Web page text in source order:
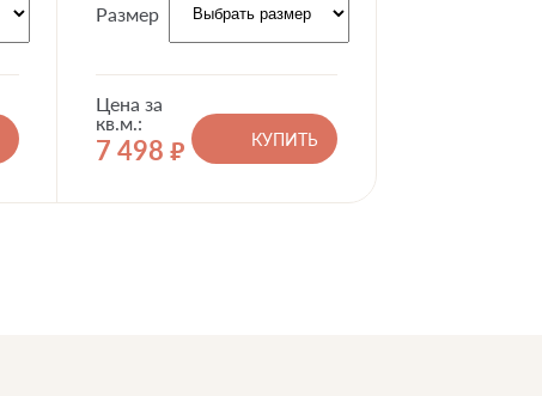
Размер
Цена за
кв.м.:
7 498 руб.
КУПИТЬ